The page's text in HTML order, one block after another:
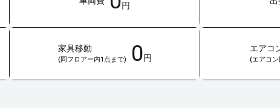
円
家具移動
(同フロアー内1点まで) 0円
エアコ
(エアコ